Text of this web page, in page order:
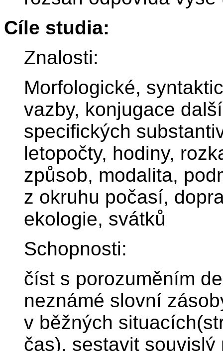
Cíle studia:
Znalosti:
Morfologické,
vazby, konjugace
specifických
letopočty, hodiny,
způsob, modalita,
z okruhu počasí,
ekologie, svátků
Schopnosti:
číst s porozuměním
neznámé slovní
v běžných
čas), sestavit